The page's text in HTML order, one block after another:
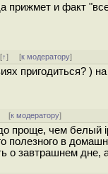
и факт
↑] [к модератору]
пригодиться? )
[к модератору]
проще, чем белый
полезного в
о завтрашнем дне,